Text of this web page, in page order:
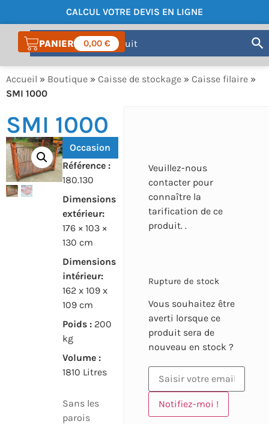
CALCUL VOTRE DEVIS EN LIGNE
COMPTE 0,00 €
Accueil » Boutique » Caisse de stockage » Caisse filaire »
SMI 1000
SMI 1000
Occasion
Référence :
180.130
Dimensions
extérieur:
176 × 103 ×
130 cm
Dimensions
intérieur:
162 x 109 x
109 cm
Poids :200
kg
Volume :
1810 Litres
Sans les
parois
Veuillez-nous
contacter pour
connaître la
tarification de ce
produit. .
Rupture de stock
Vous souhaitez être
averti lorsque ce
produit sera de
nouveau en stock ?
Notifiez-moi !